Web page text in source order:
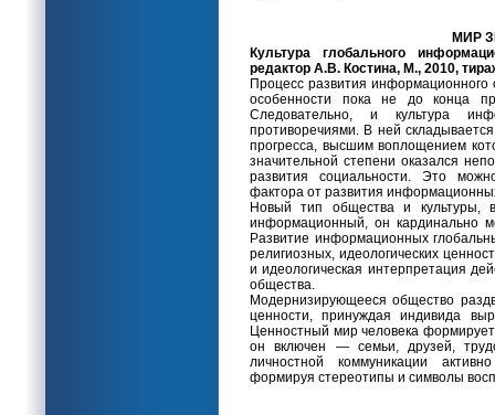
МИР
Культура глобального
редактор А.В. Костина, М., 2010,
Процесс развития
особенности пока не до конца
Следовательно, и культура
противоречиями. В ней
прогресса, высшим воплощением
значительной степени оказался
развития социальности. Это
фактора от развития
Новый тип общества и культуры,
информационный, он кардинально
Развитие информационных
религиозных, идеологических
и идеологическая интерпретация
общества.
Модернизирующееся общество
ценности, принуждая индивида
Ценностный мир человека
он включен — семьи, друзей,
личностной коммуникации
формируя стереотипы и символы